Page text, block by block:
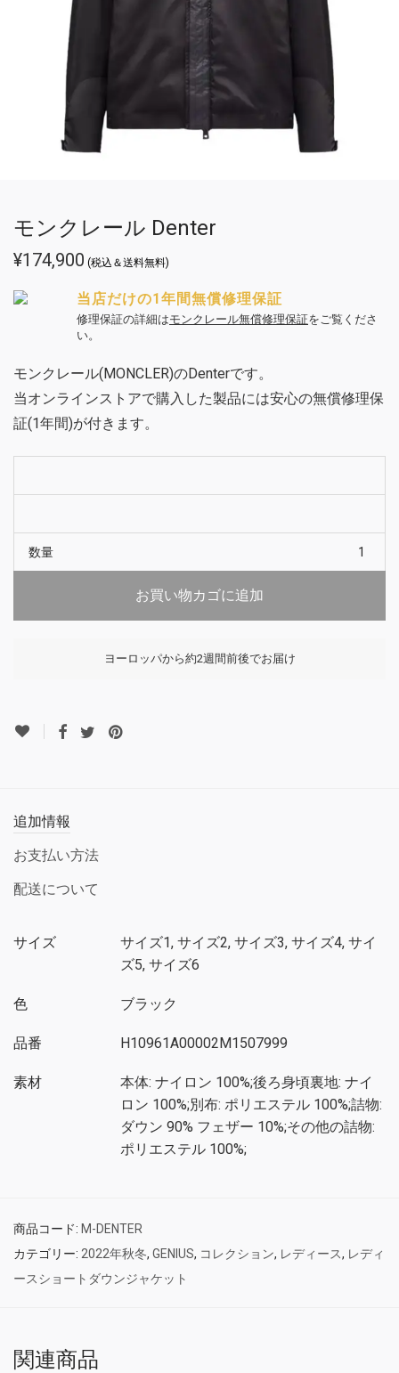
モンクレール Denter
¥174,900 (税込＆送料無料)
当店だけの1年間無償修理保証
修理保証の詳細はモンクレール無償修理保証をご覧くださ
い。
モンクレール(MONCLER)のDenterです。
当オンラインストアで購入した製品には安心の無償修理保
証(1年間)が付きます。
数量
お買い物カゴに追加
ヨーロッパから約2週間前後でお届け
追加情報
お支払い方法
配送について
サイズ
サイズ1, サイズ2, サイズ3, サイズ4, サイ
ズ5, サイズ6
色 ブラック
品番 H10961A00002M1507999
素材
本体: ナイロン 100%;後ろ身頃裏地: ナイ
ロン 100%;別布: ポリエステル 100%;詰物:
ダウン 90% フェザー 10%;その他の詰物:
ポリエステル 100%;
商品コード: M-DENTER
カテゴリー: 2022年秋冬, GENIUS, コレクション, レディース, レディ
ースショートダウンジャケット
関連商品